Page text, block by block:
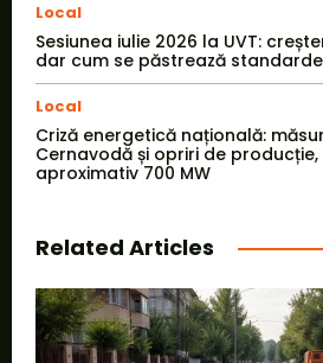
Local
Sesiunea iulie 2026 la UVT:
dar cum se păstrează
Local
Criză energetică națională:
Cernavodă și opriri de
aproximativ 700 MW
Related Articles